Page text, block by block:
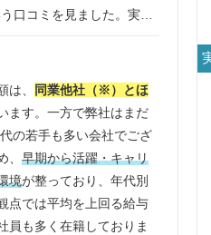
口コミを見ました。実際
なんでしょうか。
は、
同業他社（※）とほ
ます。一方で弊社はまだ
の若手も多い会社でござ
、 早期から活躍・キャリ
境が整っており、年代別
点では平均を上回る給与
員も多く在籍しておりま